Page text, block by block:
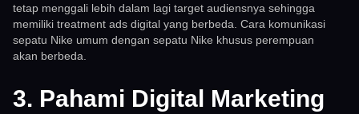
tetap menggali lebih dalam lagi target audiensnya sehingga
memiliki treatment ads digital yang berbeda. Cara komunikasi
sepatu Nike umum dengan sepatu Nike khusus perempuan
akan berbeda.
3. Pahami Digital Marketing